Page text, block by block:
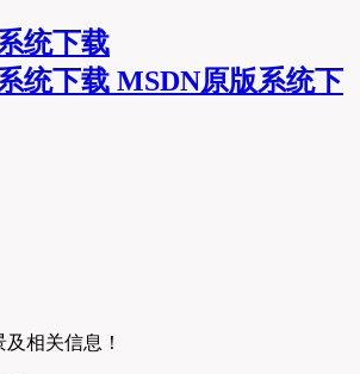
MSDN原版系统下
相关信息！